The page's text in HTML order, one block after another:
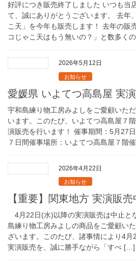
好評につき販売終了しました いつも当
て、誠にありがとうございます。 去年
こ天」を今年も販売します！ 去年の販
コじゃこ天はもう無いの？」と数多く
2026年5月12日
お知らせ
愛媛県 いよてつ高島屋 実
宇和島練り物工房みよしをご愛顧いた
います。このたび、いよてつ高島屋７
演販売を行います！ 催事期間：5月27
７日間催事場所：いよてつ高島屋７階
2026年4月22日
お知らせ
【重要】関東地方 実演販
4月22日(水)以降の実演販売は中止
島練り物工房みよしの商品をご愛顧い
ざいます。このたび、諸事情により4
実演販売を、誠に勝手ながら「すべ […]